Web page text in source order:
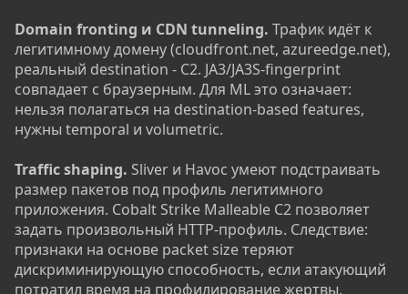
Domain fronting и CDN tunneling. Трафик идёт к
легитимному домену (cloudfront.net, azureedge.net),
реальный destination - C2. JA3/JA3S-fingerprint
совпадает с браузерным. Для ML это означает:
нельзя полагаться на destination-based features,
нужны temporal и volumetric.
Traffic shaping. Sliver и Havoc умеют подстраивать
размер пакетов под профиль легитимного
приложения. Cobalt Strike Malleable C2 позволяет
задать произвольный HTTP-профиль. Следствие:
признаки на основе packet size теряют
дискриминирующую способность, если атакующий
потратил время на профилирование жертвы.